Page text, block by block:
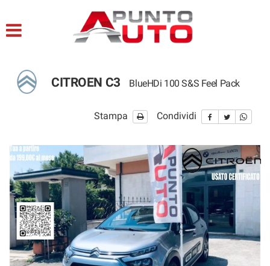
ACQUISTIAMO USATO
CONTATTI
CITROEN C3 BlueHDi 100 S&S Feel Pack
Stampa Condividi